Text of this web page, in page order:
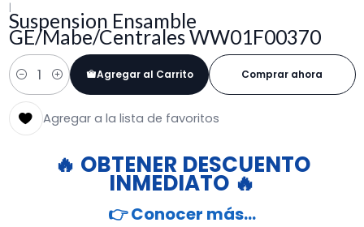
|
Suspension Ensamble
GE/Mabe/Centrales WW01F00370
Cantidad
Agregar al Carrito Comprar ahora
Agregar a la lista de favoritos
🔥 OBTENER DESCUENTO
INMEDIATO 🔥
👉 Conocer más…